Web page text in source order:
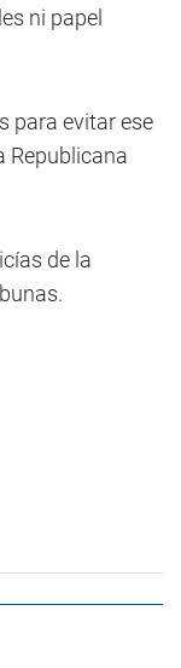
ni papel
para evitar ese
Republicana
de la